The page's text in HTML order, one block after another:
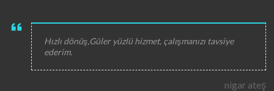
Hızlı dönüş,Güler yüzlü hizmet, çalışmanızı tavsiye
ederim.
nigar ateş